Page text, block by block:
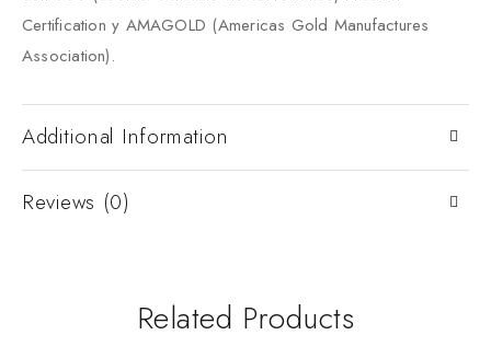
Certification y AMAGOLD (Americas Gold Manufactures
Association).
Additional Information
Reviews (0)
Related Products